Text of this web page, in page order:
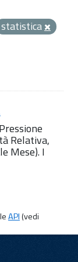
statistica
Relativa,
Mese). I
API(vedi